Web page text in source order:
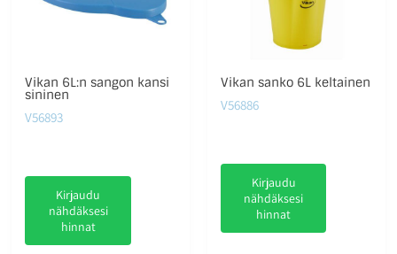
Vikan 6L:n sangon kansi
sininen
V56893
Kirjaudu
nähdäksesi
hinnat
Vikan sanko 6L keltainen
V56886
Kirjaudu
nähdäksesi
hinnat